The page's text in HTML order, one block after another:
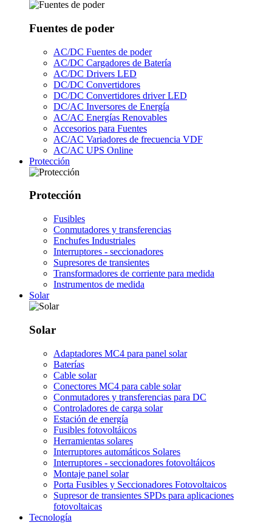
Fuentes de poder
AC/DC Fuentes de poder
AC/DC Cargadores de Batería
AC/DC Drivers LED
DC/DC Convertidores
DC/DC Convertidores driver LED
DC/AC Inversores de Energía
AC/AC Energías Renovables
Accesorios para Fuentes
AC/AC Variadores de frecuencia VDF
AC/AC UPS Online
Protección
Protección
Fusibles
Conmutadores y transferencias
Enchufes Industriales
Interruptores - seccionadores
Supresores de transientes
Transformadores de corriente para medida
Instrumentos de medida
Solar
Solar
Adaptadores MC4 para panel solar
Baterías
Cable solar
Conectores MC4 para cable solar
Conmutadores y transferencias para DC
Controladores de carga solar
Estación de energía
Fusibles fotovoltáicos
Herramientas solares
Interruptores automáticos Solares
Interruptores - seccionadores fotovoltáicos
Montaje panel solar
Porta Fusibles y Seccionadores Fotovoltaicos
Supresor de transientes SPDs para aplicaciones
fotovoltaicas
Tecnología